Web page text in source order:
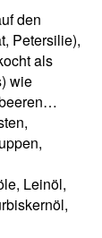
den
Petersilie),
als
wie
Leinöl,